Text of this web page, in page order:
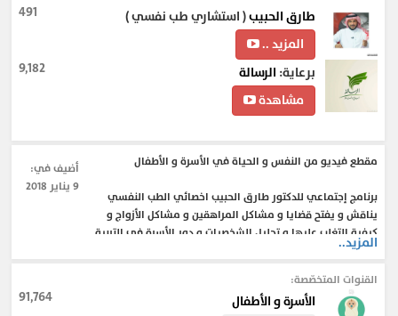
491 طارق الحبيب( استشاري طب نفسي )
المزيد ..
9,182
برعاية: الرسالة
مشاهدة
أضيف في:
9 يناير 2018
مقطع فيديو من النفس و الحياة في الأسرة و الأطفال
برنامج إجتماعي للدكتور طارق الحبيب اخصائي الطب النفسي
يناقش و يفتح قضايا و مشاكل المراهقين و مشاكل الأزواج و
كيفية التغلب عليها و تحليل الشخصيات و دور الأسرة في التربية .
#علم_النفس#نصائح_للمتزوجين
المزيد..
القنوات المتخصّصة:
91,764
الأسرة و الأطفال